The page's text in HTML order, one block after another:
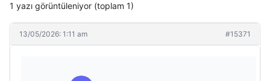
1 yazı görüntüleniyor (toplam 1)
13/05/2026: 1:11 am #15371